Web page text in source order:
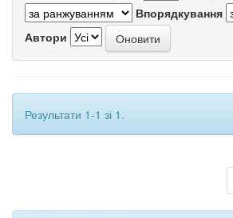
Впорядкування
Автори
Результати 1-1 зі 1.